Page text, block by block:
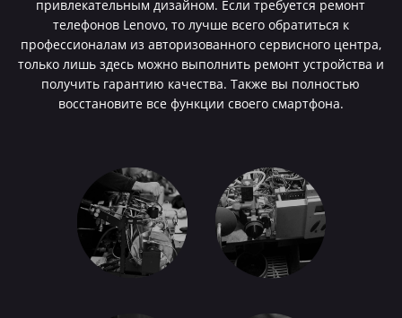
привлекательным дизайном. Если требуется ремонт
телефонов Lenovo, то лучше всего обратиться к
профессионалам из авторизованного сервисного центра,
только лишь здесь можно выполнить ремонт устройства и
получить гарантию качества. Также вы полностью
восстановите все функции своего смартфона.